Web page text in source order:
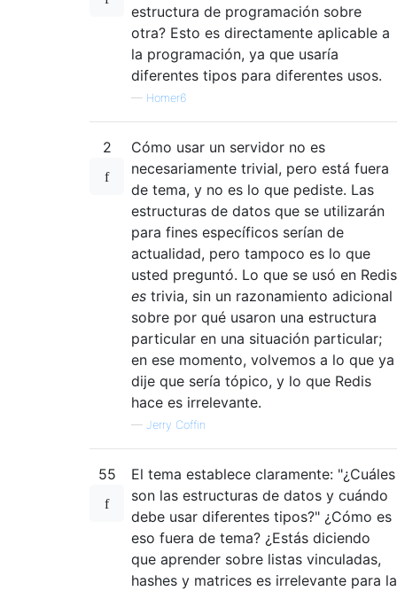
estructura de programación sobre
otra? Esto es directamente aplicable a
la programación, ya que usaría
diferentes tipos para diferentes usos.
— Homer6
2
Cómo usar un servidor no es
necesariamente trivial, pero está fuera
de tema, y ​​no es lo que pediste. Las
estructuras de datos que se utilizarán
para fines específicos serían de
actualidad, pero tampoco es lo que
usted preguntó. Lo que se usó en Redis
es trivia, sin un razonamiento adicional
sobre por qué usaron una estructura
particular en una situación particular;
en ese momento, volvemos a lo que ya
dije que sería tópico, y lo que Redis
hace es irrelevante.
— Jerry Coffin
55
El tema establece claramente: "¿Cuáles
son las estructuras de datos y cuándo
debe usar diferentes tipos?" ¿Cómo es
eso fuera de tema? ¿Estás diciendo
que aprender sobre listas vinculadas,
hashes y matrices es irrelevante para la